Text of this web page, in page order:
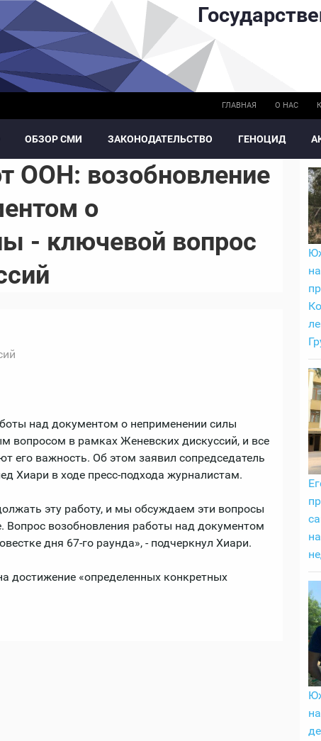
ГЛАВНАЯ О НАС
ОБЗОР СМИ ЗАКОНОДАТЕЛЬСТВО ГЕНОЦИД
ООН: возобновление
о
- ключевой вопрос
над документом о неприменении силы
вопросом в рамках Женевских дискуссий, и все
его важность. Об этом заявил сопредседатель
Хиари в ходе пресс-подхода журналистам.
эту работу, и мы обсуждаем эти вопросы
Вопрос возобновления работы над документом
дня 67-го раунда», - подчеркнул Хиари.
достижение «определенных конкретных